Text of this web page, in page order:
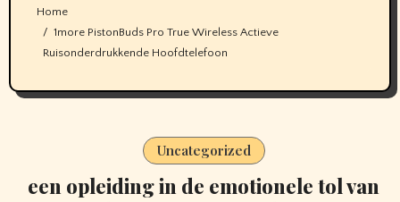
Home
1more PistonBuds Pro True Wireless Actieve
Ruisonderdrukkende Hoofdtelefoon
Uncategorized
een opleiding in de emotionele tol van